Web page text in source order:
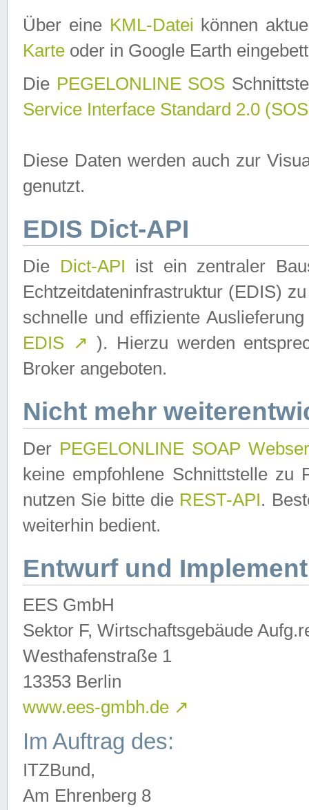
Über eine KML-Datei können
Karte oder in Google Earth
Die PEGELONLINE SOS
Service Interface Standard 2.0
Diese Daten werden auch zur
genutzt.
EDIS Dict-API
Die Dict-API ist ein zentraler
Echtzeitdateninfrastruktur (EDIS)
schnelle und effiziente
EDIS ↗ ). Hierzu werden
Broker angeboten.
Nicht mehr
Der PEGELONLINE SOAP
keine empfohlene Schnittstelle zu
nutzen Sie bitte die REST-API.
weiterhin bedient.
Entwurf und
EES GmbH
Sektor F, Wirtschaftsgebäude
Westhafenstraße 1
13353 Berlin
www.ees-gmbh.de ↗
Im Auftrag des:
ITZBund,
Am Ehrenberg 8